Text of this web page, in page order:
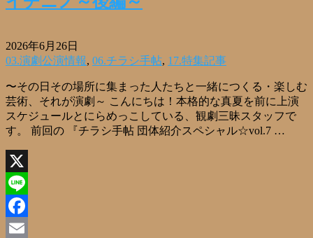
2026年6月26日
03.演劇公演情報, 06.チラシ手帖, 17.特集記事
〜その日その場所に集まった人たちと一緒につくる・楽しむ
芸術、それが演劇～ こんにちは！本格的な真夏を前に上演
スケジュールとにらめっこしている、観劇三昧スタッフで
す。 前回の 『チラシ手帖 団体紹介スペシャル☆vol.7 …
X
Line
Facebook